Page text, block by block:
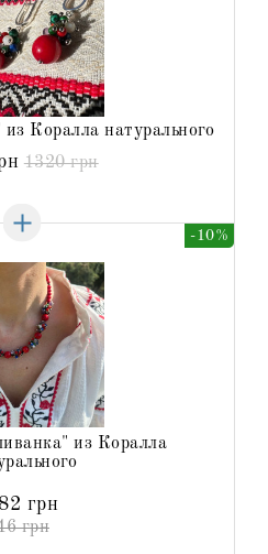
1320 грн
Коралла натурального
-10%
из Коралла
грн
грн